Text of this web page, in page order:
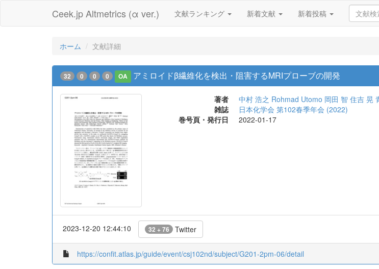
Ceek.jp Altmetrics (α ver.) 文献ランキング 新着文献 新着投稿
ホーム 文献詳細
32 0 0 0 OA アミロイドβ繊維化を検出・阻害するMRIプローブの開発
著者 中村 浩之 Rohmad Utomo 岡田 智 住吉 晃
雑誌
日本化学会 第102春季年会 (2022)
巻号頁・発行日
2022-01-17
2023-12-20 12:44:10 32 + 76 Twitter
https://confit.atlas.jp/guide/event/csj102nd/subject/G201-2pm-06/detail